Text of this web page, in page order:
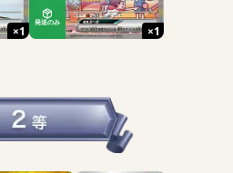
×1
発送のみ
×1